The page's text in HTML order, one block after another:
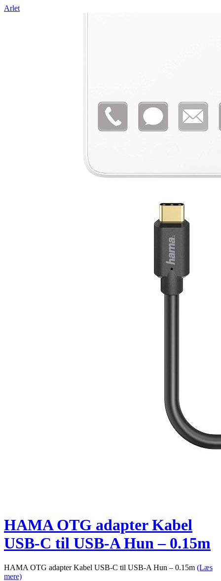
Arlet
HAMA OTG adapter Kabel
USB-C til USB-A Hun – 0.15m
HAMA OTG adapter Kabel USB-C til USB-A Hun – 0.15m (Læs
mere)